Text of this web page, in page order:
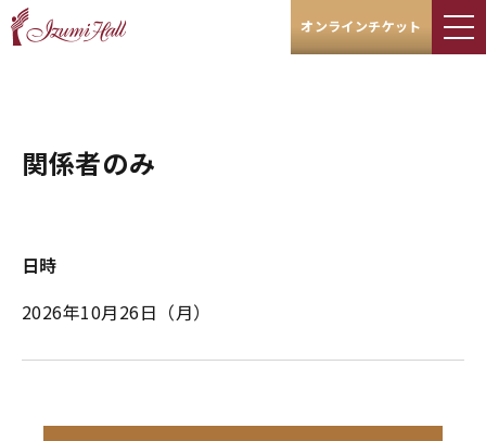
オンラインチケット
関係者のみ
日時
2026年10月26日 （月）